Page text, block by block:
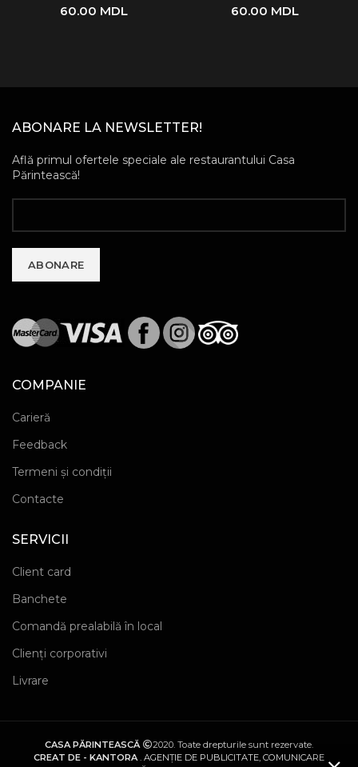
60.00 MDL 60.00 MDL
ABONARE LA NEWSLETTER!
Află primul ofertele speciale ale restaurantului Casa
Părintească!
COMPANIE
Carieră
Feedback
Termeni și condiții
Contacte
SERVICII
Client card
Banchete
Comandă prealabilă în local
Clienți corporativi
Livrare
CASA PĂRINTEASCĂ
2020. Toate drepturile sunt rezervate.
CREAT DE - KANTORA. AGENȚIE DE PUBLICITATE, COMUNICARE